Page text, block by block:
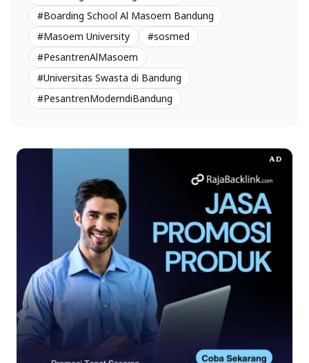
#Boarding School Al Masoem Bandung
#Masoem University
#sosmed
#PesantrenAlMasoem
#Universitas Swasta di Bandung
#PesantrenModerndiBandung
AD